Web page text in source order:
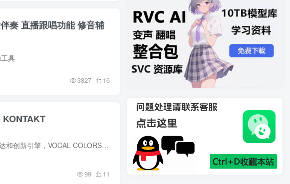
奏 直播跟唱功能 修音辅
具
3827 16
KONTAKT 7.7 + | 2024.02.28 | 15.56 GB 详细介绍 声音重新设计结合广泛的声乐表达和创新引擎，VOCAL COLORS 探索了语音和合成之间的协同作用。用创新的声音为您的音乐注入动感、动态和情感，这...
99 11